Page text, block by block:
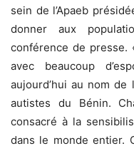
sein de l’Apaeb
donner aux
conférence de presse.
avec beaucoup
aujourd’hui au nom de
autistes du Bénin.
consacré à la
dans le monde entier.